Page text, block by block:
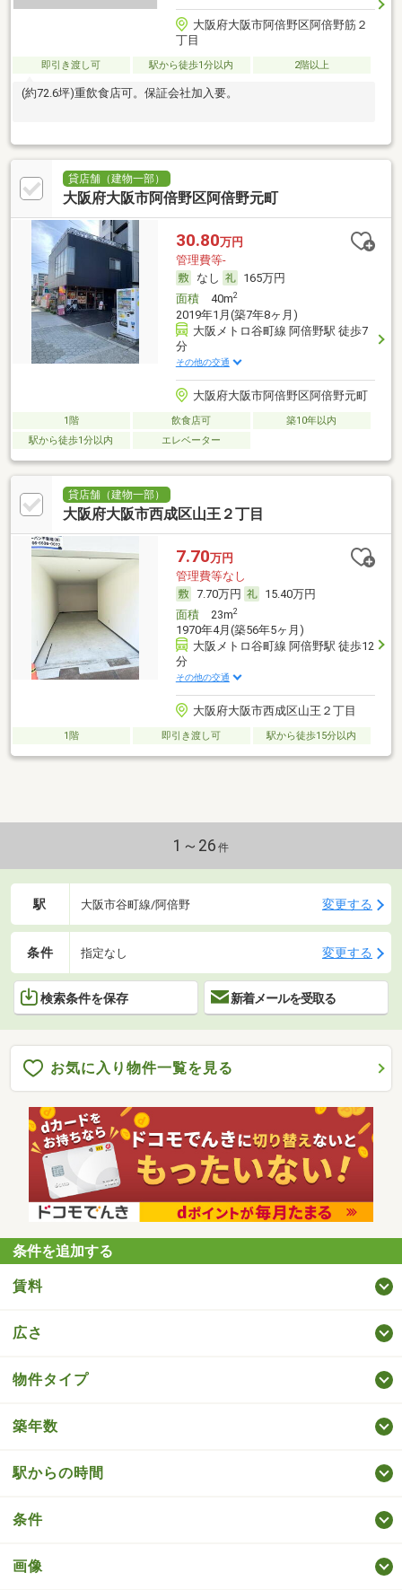
大阪府大阪市阿倍野区阿倍野筋２
丁目
即引き渡し可 駅から徒歩1分以内 2階以上
(約72.6坪)重飲食店可。保証会社加入要。
貸店舗（建物一部）
大阪府大阪市阿倍野区阿倍野元町
30.80万円
管理費等-
なし
165万円
面積40m2
2019年1月(築7年8ヶ月)
大阪メトロ谷町線 阿倍野駅 徒歩7
分
その他の交通
大阪府大阪市阿倍野区阿倍野元町
1階 飲食店可
築10年以内
駅から徒歩1分以内
エレベーター
貸店舗（建物一部）
大阪府大阪市西成区山王２丁目
7.70万円
管理費等なし
7.70万円
15.40万円
面積23m2
1970年4月(築56年5ヶ月)
大阪メトロ谷町線 阿倍野駅 徒歩12
分
その他の交通
大阪府大阪市西成区山王２丁目
1階 即引き渡し可 駅から徒歩15分以内
1～26 件
駅 大阪市谷町線/阿倍野 変更する
条件 指定なし 変更する
検索条件を保存 新着メールを受取る
お気に入り物件一覧を見る
条件を追加する
賃料
広さ
物件タイプ
築年数
駅からの時間
条件
画像